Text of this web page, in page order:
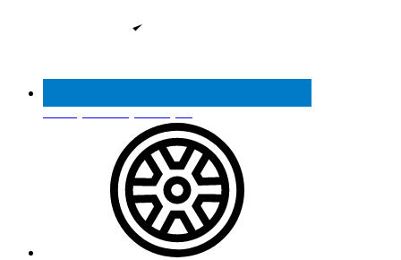
Реестр МинПромТорга